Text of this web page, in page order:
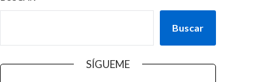
Buscar
SÍGUEME